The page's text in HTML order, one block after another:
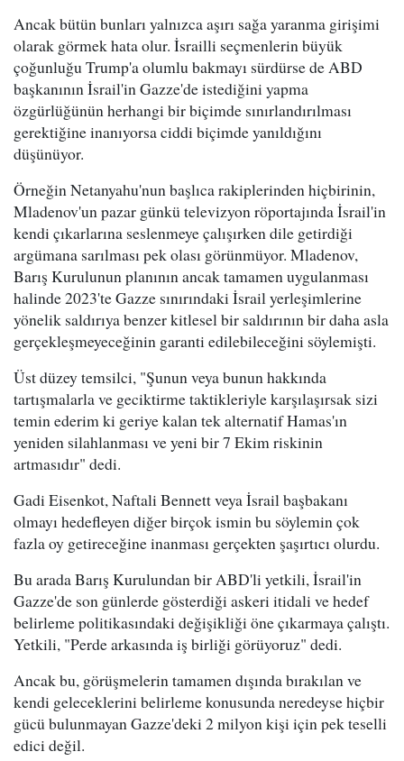
Ancak bütün bunları yalnızca aşırı sağa yaranma girişimi
olarak görmek hata olur. İsrailli seçmenlerin büyük
çoğunluğu Trump'a olumlu bakmayı sürdürse de ABD
başkanının İsrail'in Gazze'de istediğini yapma
özgürlüğünün herhangi bir biçimde sınırlandırılması
gerektiğine inanıyorsa ciddi biçimde yanıldığını
düşünüyor.
Örneğin Netanyahu'nun başlıca rakiplerinden hiçbirinin,
Mladenov'un pazar günkü televizyon röportajında İsrail'in
kendi çıkarlarına seslenmeye çalışırken dile getirdiği
argümana sarılması pek olası görünmüyor. Mladenov,
Barış Kurulunun planının ancak tamamen uygulanması
halinde 2023'te Gazze sınırındaki İsrail yerleşimlerine
yönelik saldırıya benzer kitlesel bir saldırının bir daha asla
gerçekleşmeyeceğinin garanti edilebileceğini söylemişti.
Üst düzey temsilci, "Şunun veya bunun hakkında
tartışmalarla ve geciktirme taktikleriyle karşılaşırsak sizi
temin ederim ki geriye kalan tek alternatif Hamas'ın
yeniden silahlanması ve yeni bir 7 Ekim riskinin
artmasıdır" dedi.
Gadi Eisenkot, Naftali Bennett veya İsrail başbakanı
olmayı hedefleyen diğer birçok ismin bu söylemin çok
fazla oy getireceğine inanması gerçekten şaşırtıcı olurdu.
Bu arada Barış Kurulundan bir ABD'li yetkili, İsrail'in
Gazze'de son günlerde gösterdiği askeri itidali ve hedef
belirleme politikasındaki değişikliği öne çıkarmaya çalıştı.
Yetkili, "Perde arkasında iş birliği görüyoruz" dedi.
Ancak bu, görüşmelerin tamamen dışında bırakılan ve
kendi geleceklerini belirleme konusunda neredeyse hiçbir
gücü bulunmayan Gazze'deki 2 milyon kişi için pek teselli
edici değil.